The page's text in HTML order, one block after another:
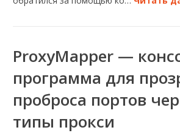
ProxyMapper —
программа для
проброса портов
типы прокси